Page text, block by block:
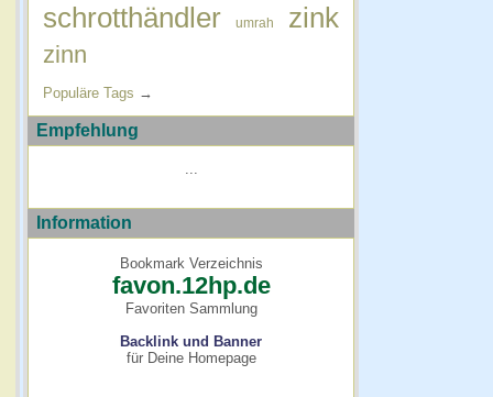
schrotthändler umrah zink
zinn
Populäre Tags →
Empfehlung
Information
Bookmark Verzeichnis
favon.12hp.de
Favoriten Sammlung
Backlink und Banner
für Deine Homepage